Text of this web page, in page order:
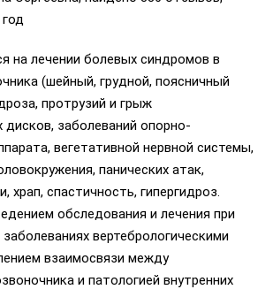
на лечении болевых синдромов в
(шейный, грудной, поясничный
протрузий и грыж
заболеваний опорно-
вегетативной нервной системы,
панических атак,
храп, спастичность, гипергидроз.
обследования и лечения при
вертебрологическими
взаимосвязи между
и патологией внутренних